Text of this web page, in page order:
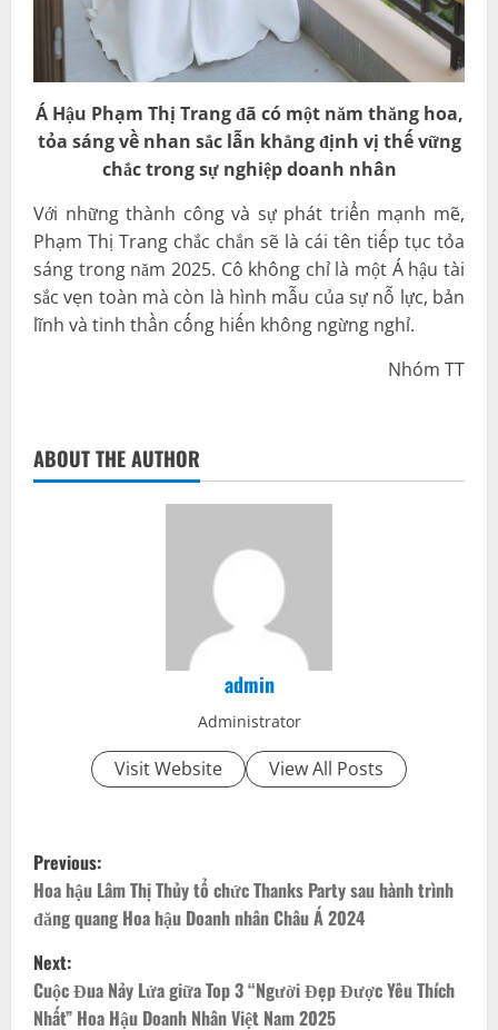
Á Hậu Phạm Thị Trang đã có một năm thăng hoa,
tỏa sáng về nhan sắc lẫn khẳng định vị thế vững
chắc trong sự nghiệp doanh nhân
Với những thành công và sự phát triển mạnh mẽ,
Phạm Thị Trang chắc chắn sẽ là cái tên tiếp tục tỏa
sáng trong năm 2025. Cô không chỉ là một Á hậu tài
sắc vẹn toàn mà còn là hình mẫu của sự nỗ lực, bản
lĩnh và tinh thần cống hiến không ngừng nghỉ.
Nhóm TT
ABOUT THE AUTHOR
admin
Administrator
Visit Website View All Posts
P
o
s
t
Previous:
Hoa hậu Lâm Thị Thủy tổ chức Thanks Party sau hành trình
đăng quang Hoa hậu Doanh nhân Châu Á 2024
Next:
Cuộc Đua Nảy Lửa giữa Top 3 “Người Đẹp Được Yêu Thích
Nhất” Hoa Hậu Doanh Nhân Việt Nam 2025